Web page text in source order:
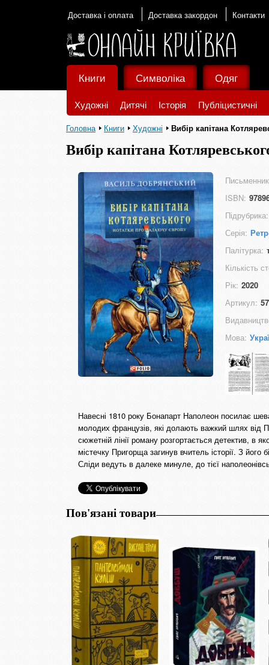
Доставка і оплата Доставка закордон Контакти
Книги
Художні Дитячі Історія Публіцистичні
Символіка Одяг
Головна Книги Художні Вибір капітана
Вибір капітана
ISBN:
Підрубрика:
Серія:
Палітурка:
Кількість
Рік: 2020
Артикул:
Мова:
Навесні 1810 року Бонапарт Наполеон посилає
молодих французів, які долають важкий шлях від
сюжетній лінії роману розгортається детектив, в
містечку Пригорща загинув вчитель історії. З
Сліди ведуть в далеке минуле, до тієї
Пов'язані товари